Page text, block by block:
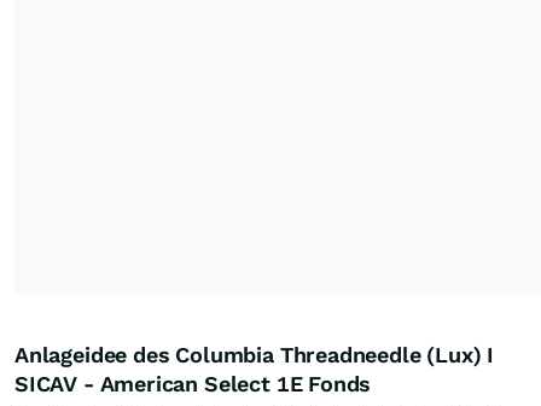
Anlageidee des Columbia Threadneedle (Lux) I
SICAV - American Select 1E Fonds